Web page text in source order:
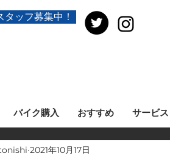
タッフ募集中！
バイク購入 おすすめ サービス
2021年10月17日